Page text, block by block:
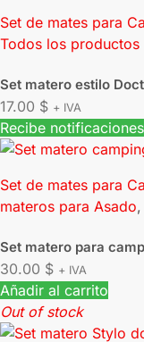
Set de mates para
Todos los productos
Set matero estilo
17.00 $ + IVA
Recibe notificaciones
Set de mates para
materos para Asado,
Set matero para
30.00 $ + IVA
Añadir al carrito
Out of stock